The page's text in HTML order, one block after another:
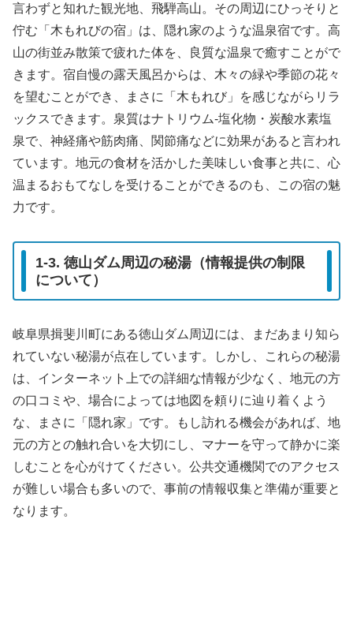
言わずと知れた観光地、飛騨高山。その周辺にひっそりと
佇む「木もれびの宿」は、隠れ家のような温泉宿です。高
山の街並み散策で疲れた体を、良質な温泉で癒すことがで
きます。宿自慢の露天風呂からは、木々の緑や季節の花々
を望むことができ、まさに「木もれび」を感じながらリラ
ックスできます。泉質はナトリウム-塩化物・炭酸水素塩
泉で、神経痛や筋肉痛、関節痛などに効果があると言われ
ています。地元の食材を活かした美味しい食事と共に、心
温まるおもてなしを受けることができるのも、この宿の魅
力です。
1-3. 徳山ダム周辺の秘湯（情報提供の制限
について）
岐阜県揖斐川町にある徳山ダム周辺には、まだあまり知ら
れていない秘湯が点在しています。しかし、これらの秘湯
は、インターネット上での詳細な情報が少なく、地元の方
の口コミや、場合によっては地図を頼りに辿り着くよう
な、まさに「隠れ家」です。もし訪れる機会があれば、地
元の方との触れ合いを大切にし、マナーを守って静かに楽
しむことを心がけてください。公共交通機関でのアクセス
が難しい場合も多いので、事前の情報収集と準備が重要と
なります。